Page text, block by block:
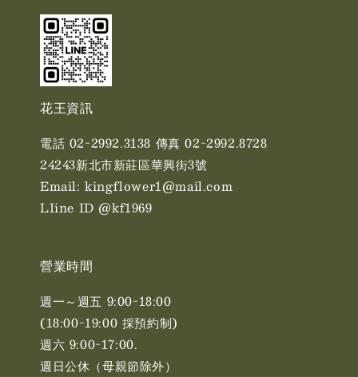
花王資訊
電話 02-2992.3138 傳真 02-2992.8728
24243新北市新莊區華興街3號
Email: kingflower1@mail.com
LIine ID @kf1969
營業時間
週一～週五 9:00-18:00
(18:00-19:00 採預約制)
週六 9:00-17:00. ​​
週日公休（母親節除外）